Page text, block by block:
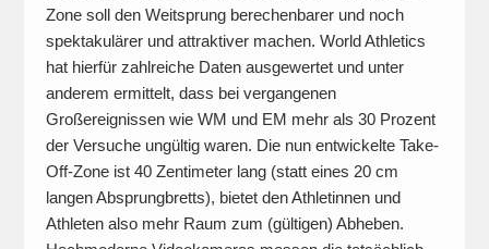
Zone soll den Weitsprung berechenbarer und noch
spektakulärer und attraktiver machen. World Athletics
hat hierfür zahlreiche Daten ausgewertet und unter
anderem ermittelt, dass bei vergangenen
Großereignissen wie WM und EM mehr als 30 Prozent
der Versuche ungültig waren. Die nun entwickelte Take-
Off-Zone ist 40 Zentimeter lang (statt eines 20 cm
langen Absprungbretts), bietet den Athletinnen und
Athleten also mehr Raum zum (gültigen) Abheben.